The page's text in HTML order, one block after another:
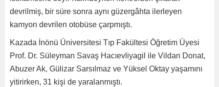
devrilmiş, bir süre sonra aynı güzergâhta ilerleyen
kamyon devrilen otobüse çarpmıştı.
Kazada İnönü Üniversitesi Tıp Fakültesi Öğretim Üyesi
Prof. Dr. Süleyman Savaş Hacıevliyagil ile Vildan Donat,
Abuzer Ak, Gülizar Sarsılmaz ve Yüksel Oktay yaşamını
yitirirken, 31 kişi de yaralanmıştı.